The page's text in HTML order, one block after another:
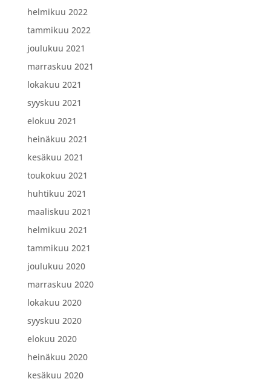
helmikuu 2022
tammikuu 2022
joulukuu 2021
marraskuu 2021
lokakuu 2021
syyskuu 2021
elokuu 2021
heinäkuu 2021
kesäkuu 2021
toukokuu 2021
huhtikuu 2021
maaliskuu 2021
helmikuu 2021
tammikuu 2021
joulukuu 2020
marraskuu 2020
lokakuu 2020
syyskuu 2020
elokuu 2020
heinäkuu 2020
kesäkuu 2020